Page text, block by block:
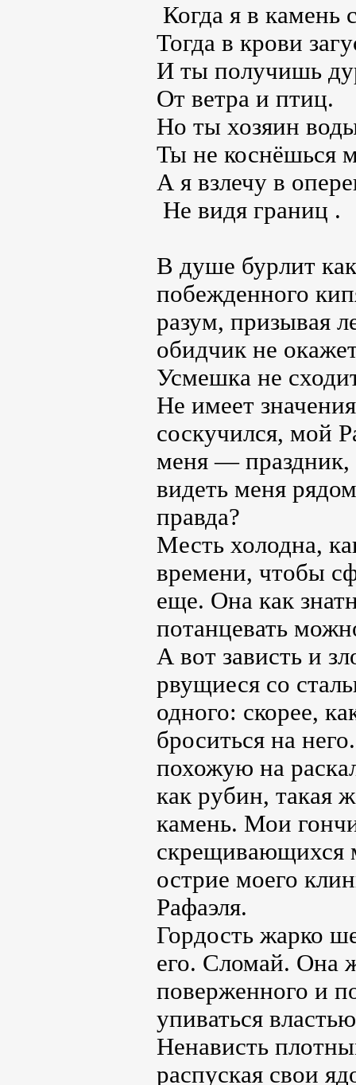
Когда я в камень
Тогда в крови
И ты получишь
От ветра и птиц.
Но ты хозяин
Ты не коснёшься
А я взлечу в
Не видя границ .
В душе бурлит
побежденного
разум, призывая
обидчик не
Усмешка не
Не имеет
соскучился, мой
меня —
видеть меня
правда?
Месть холодна,
времени, чтобы
еще. Она как
потанцевать
А вот зависть и
рвущиеся со
одного: скорее,
броситься на
похожую на
как рубин, такая
камень. Мои
скрещивающихся
острие моего
Рафаэля.
Гордость жарко
его. Сломай. Она
поверженного и
упиваться
Ненависть
распуская свои